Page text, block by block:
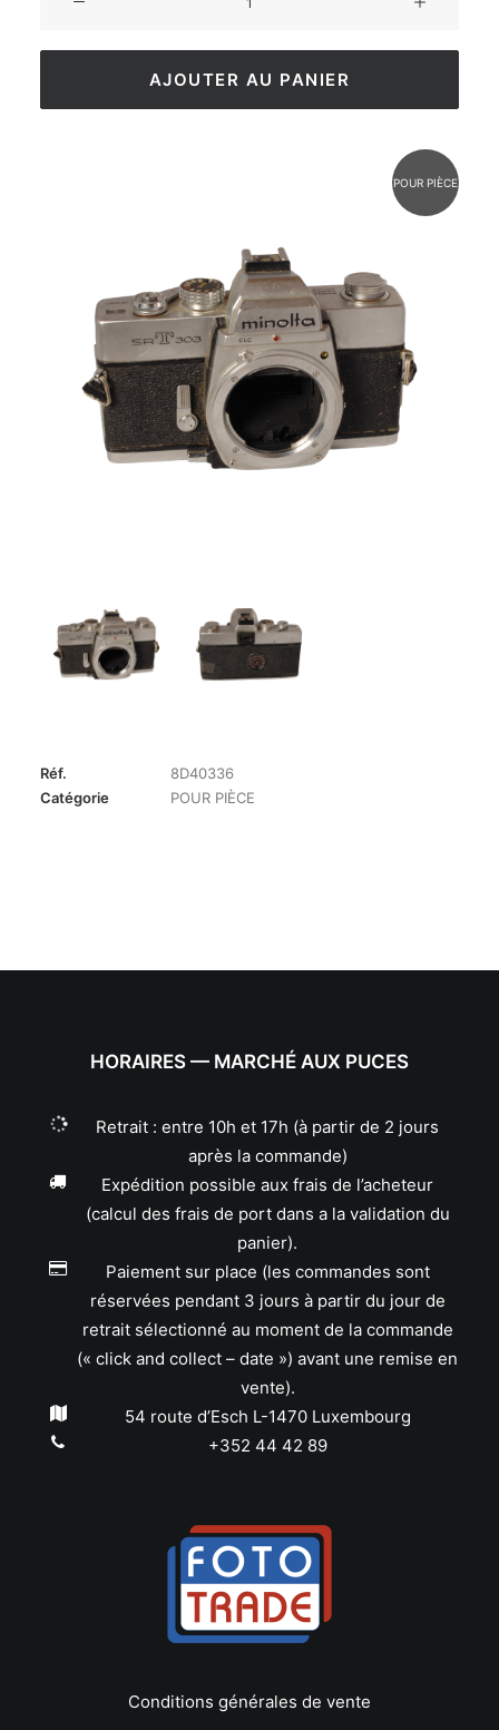
AJOUTER AU PANIER
POUR PIÈCE
Réf.
8D40336
Catégorie
POUR PIÈCE
HORAIRES — MARCHÉ AUX PUCES
Retrait : entre 10h et 17h (à partir de 2 jours
après la commande)
Expédition possible aux frais de l’acheteur
(calcul des frais de port dans a la validation du
panier).
Paiement sur place (les commandes sont
réservées pendant 3 jours à partir du jour de
retrait sélectionné au moment de la commande
(« click and collect – date ») avant une remise en
vente).
54 route d’Esch L-1470 Luxembourg
+352 44 42 89
Conditions générales de vente